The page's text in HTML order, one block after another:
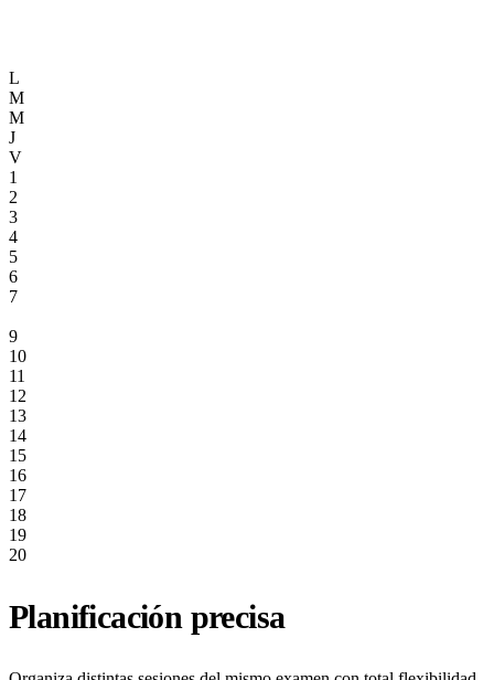
L
M
M
J
V
1
2
3
4
5
6
7
9
10
11
12
13
14
15
16
17
18
19
20
Planificación precisa